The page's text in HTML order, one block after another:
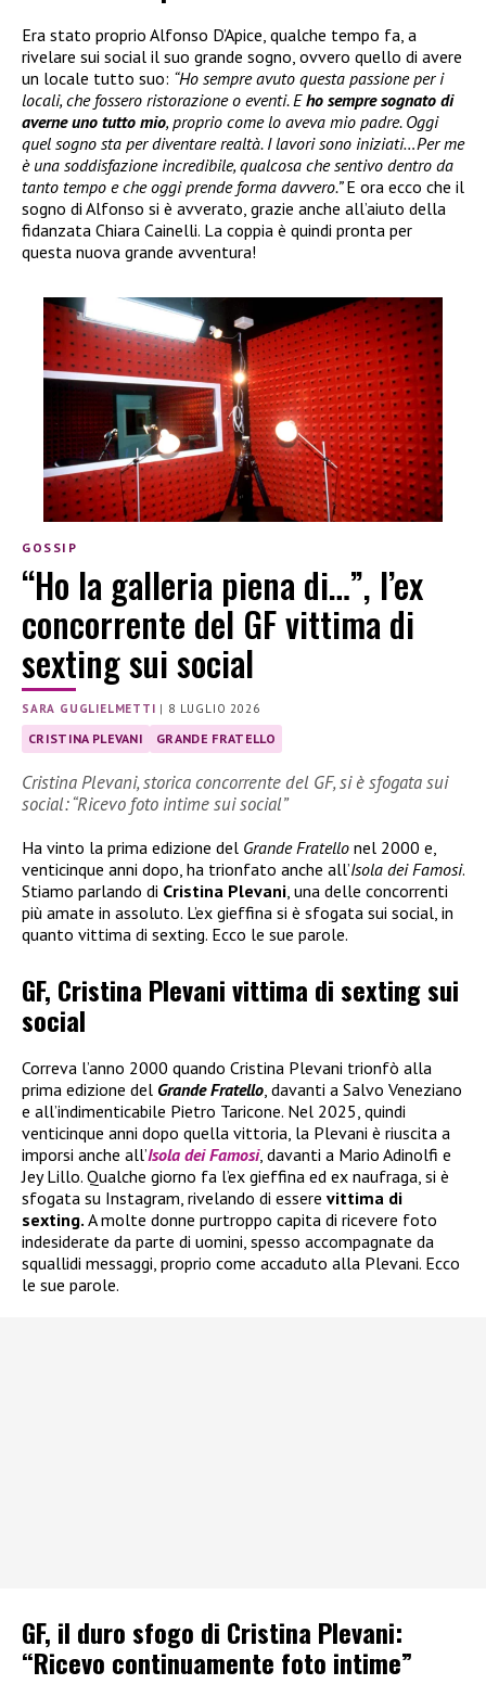
Era stato proprio Alfonso D’Apice, qualche tempo fa, a
rivelare sui social il suo grande sogno, ovvero quello di avere
un locale tutto suo: “Ho sempre avuto questa passione per i
locali, che fossero ristorazione o eventi. Eho sempre sognato di
averne uno tutto mio, proprio come lo aveva mio padre. Oggi
quel sogno sta per diventare realtà. I lavori sono iniziati…Per me
è una soddisfazione incredibile, qualcosa che sentivo dentro da
tanto tempo e che oggi prende forma davvero.”E ora ecco che il
sogno di Alfonso si è avverato, grazie anche all’aiuto della
fidanzata Chiara Cainelli. La coppia è quindi pronta per
questa nuova grande avventura!
GOSSIP
“Ho la galleria piena di…”, l’ex
concorrente del GF vittima di
sexting sui social
SARA GUGLIELMETTI | 8 LUGLIO 2026
CRISTINA PLEVANI GRANDE FRATELLO
Cristina Plevani, storica concorrente del GF, si è sfogata sui
social: “Ricevo foto intime sui social”
Ha vinto la prima edizione del Grande Fratello nel 2000 e,
venticinque anni dopo, ha trionfato anche all’Isola dei Famosi.
Stiamo parlando di Cristina Plevani, una delle concorrenti
più amate in assoluto. L’ex gieffina si è sfogata sui social, in
quanto vittima di sexting. Ecco le sue parole.
GF, Cristina Plevani vittima di sexting sui
social
Correva l’anno 2000 quando Cristina Plevani trionfò alla
prima edizione del Grande Fratello , davanti a Salvo Veneziano
e all’indimenticabile Pietro Taricone. Nel 2025, quindi
venticinque anni dopo quella vittoria, la Plevani è riuscita a
imporsi anche all’Isola dei Famosi, davanti a Mario Adinolfi e
Jey Lillo. Qualche giorno fa l’ex gieffina ed ex naufraga, si è
sfogata su Instagram, rivelando di essere vittima di
sexting. A molte donne purtroppo capita di ricevere foto
indesiderate da parte di uomini, spesso accompagnate da
squallidi messaggi, proprio come accaduto alla Plevani. Ecco
le sue parole.
GF, il duro sfogo di Cristina Plevani:
“Ricevo continuamente foto intime”